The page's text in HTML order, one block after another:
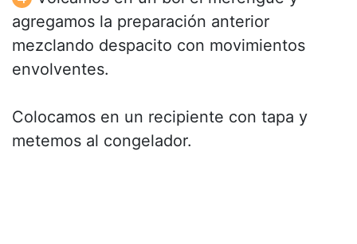
agregamos la preparación anterior
mezclando despacito con movimientos
envolventes.
Colocamos en un recipiente con tapa y
metemos al congelador.